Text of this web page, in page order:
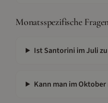
Monatsspezifische
Ist Santorini im Juli
Kann man im